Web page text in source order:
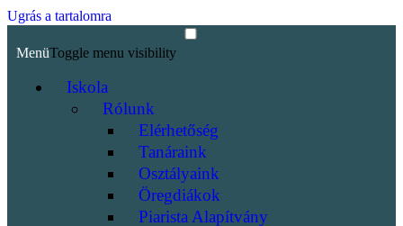
Ugrás a tartalomra
MenüToggle menu visibility
Iskola
Rólunk
Elérhetőség
Tanáraink
Osztályaink
Öregdiákok
Piarista Alapítvány